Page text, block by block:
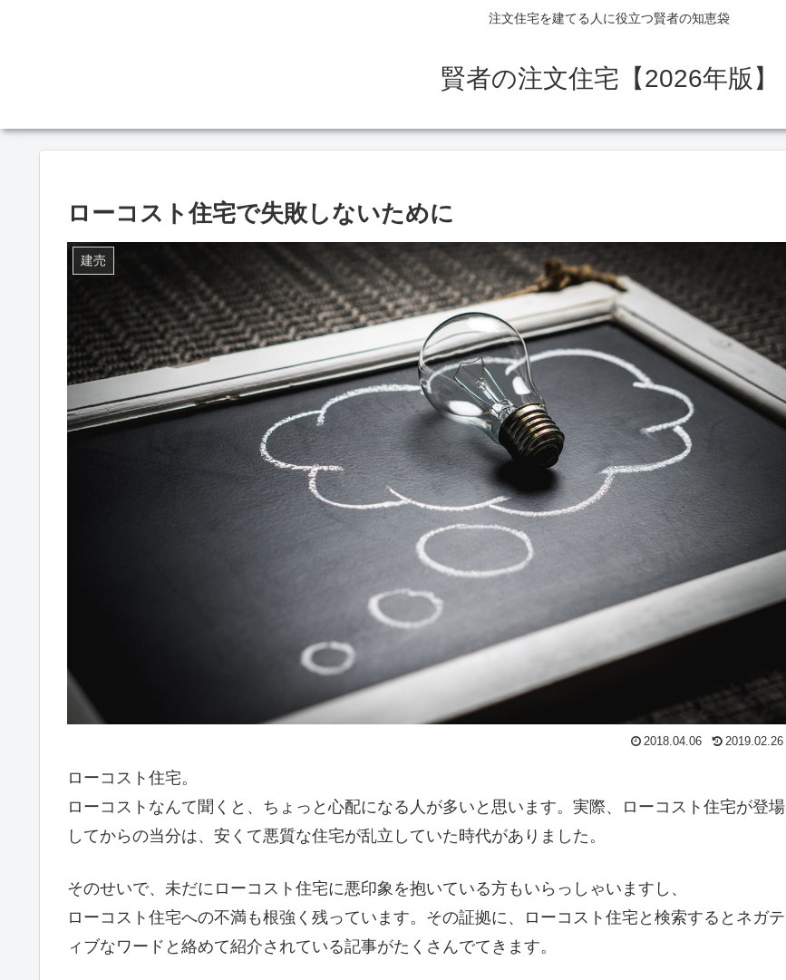
注文住宅を建てる人に役立つ賢者の知恵袋
賢者の注文住宅【2026年版】
ローコスト住宅で失敗しないために
建売
2018.04.06 2019.02.26
ローコスト住宅。
ローコストなんて聞くと、ちょっと心配になる人が多いと思います。実際、ローコスト住宅が登場
してからの当分は、安くて悪質な住宅が乱立していた時代がありました。
そのせいで、未だにローコスト住宅に悪印象を抱いている方もいらっしゃいますし、
ローコスト住宅への不満も根強く残っています。その証拠に、ローコスト住宅と検索するとネガテ
ィブなワードと絡めて紹介されている記事がたくさんでてきます。